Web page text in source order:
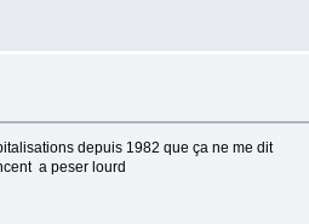
depuis 1982 que ça ne me dit
a peser lourd